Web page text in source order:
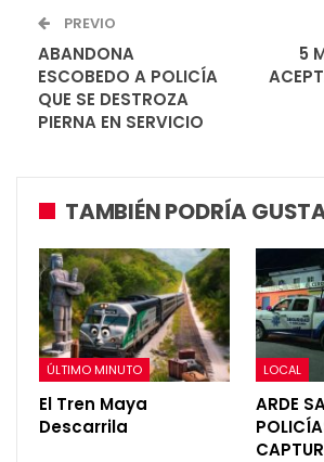
PREVIO
ABANDONA
ESCOBEDO A POLICÍA
QUE SE DESTROZA
PIERNA EN SERVICIO
5
TAMBIÉN PODRÍA
ÚLTIMO MINUTO
El Tren Maya
Descarrila
LOCAL
ARDE